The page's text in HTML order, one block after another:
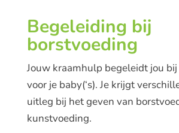
Begeleiding bij
borstvoeding
Jouw kraamhulp begeleidt jou
voor je baby(‘s). Je krijgt
uitleg bij het geven van
kunstvoeding.